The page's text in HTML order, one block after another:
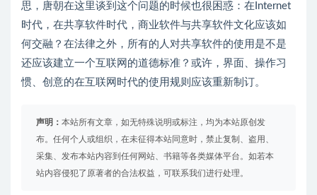
思，唐朝在这里谈到这个问题的时候也很困惑：在Internet
时代，在共享软件时代，商业软件与共享软件文化应该如
何交融？在法律之外，所有的人对共享软件的使用是不是
还应该建立一个互联网的道德标准？或许，界面、操作习
惯、创意的在互联网时代的使用规则应该重新制订。
声明： 本站所有文章，如无特殊说明或标注，均为本站原创发
布。任何个人或组织，在未征得本站同意时，禁止复制、盗用、
采集、发布本站内容到任何网站、书籍等各类媒体平台。如若本
站内容侵犯了原著者的合法权益，可联系我们进行处理。